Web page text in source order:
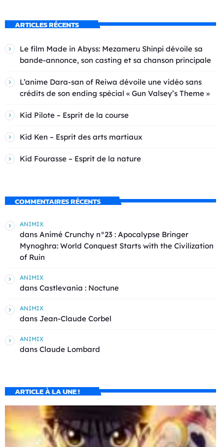
ARTICLES RÉCENTS
Le film Made in Abyss: Mezameru Shinpi dévoile sa
bande-annonce, son casting et sa chanson principale
L’anime Dara-san of Reiwa dévoile une vidéo sans
crédits de son ending spécial « Gun Valsey’s Theme »
Kid Pilote – Esprit de la course
Kid Ken – Esprit des arts martiaux
Kid Fourasse – Esprit de la nature
COMMENTAIRES RÉCENTS
ANIMIX
dans Animé Crunchy n°23 : Apocalypse Bringer
Mynoghra: World Conquest Starts with the Civilization
of Ruin
ANIMIX
dans Castlevania : Noctune
ANIMIX
dans Jean-Claude Corbel
ANIMIX
dans Claude Lombard
ARTICLE À LA UNE !